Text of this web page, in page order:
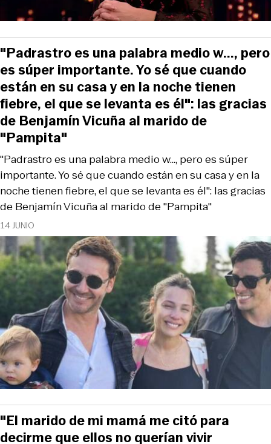
14 JUNIO
"Padrastro es una palabra medio w..., pero es súper
importante. Yo sé que cuando están en su casa y en la
noche tienen fiebre, el que se levanta es él": las gracias
de Benjamín Vicuña al marido de "Pampita"
"Padrastro es una palabra medio w..., pero
es súper importante. Yo sé que cuando
están en su casa y en la noche tienen
fiebre, el que se levanta es él": las gracias
de Benjamín Vicuña al marido de
"Pampita"
"El marido de mi mamá me citó para
decirme que ellos no querían vivir